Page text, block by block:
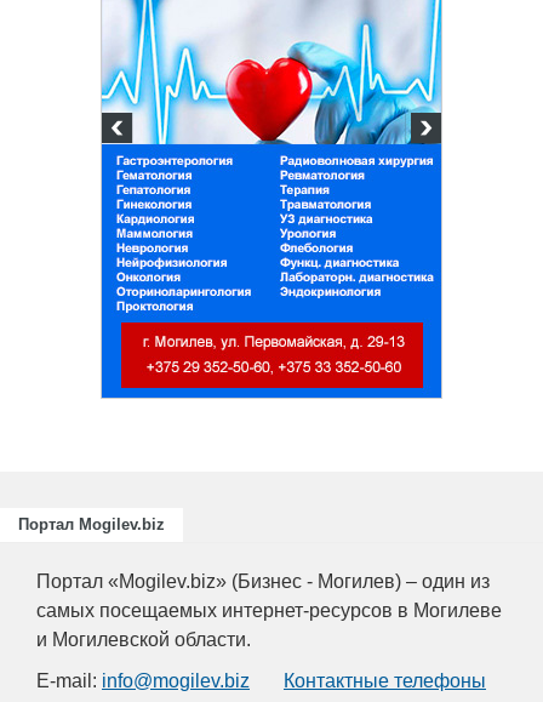
Портал Mogilev.biz
Портал «Mogilev.biz» (Бизнес - Могилев) – один из
самых посещаемых интернет-ресурсов в Могилеве
и Могилевской области.
E-mail: info@mogilev.biz Контактные телефоны